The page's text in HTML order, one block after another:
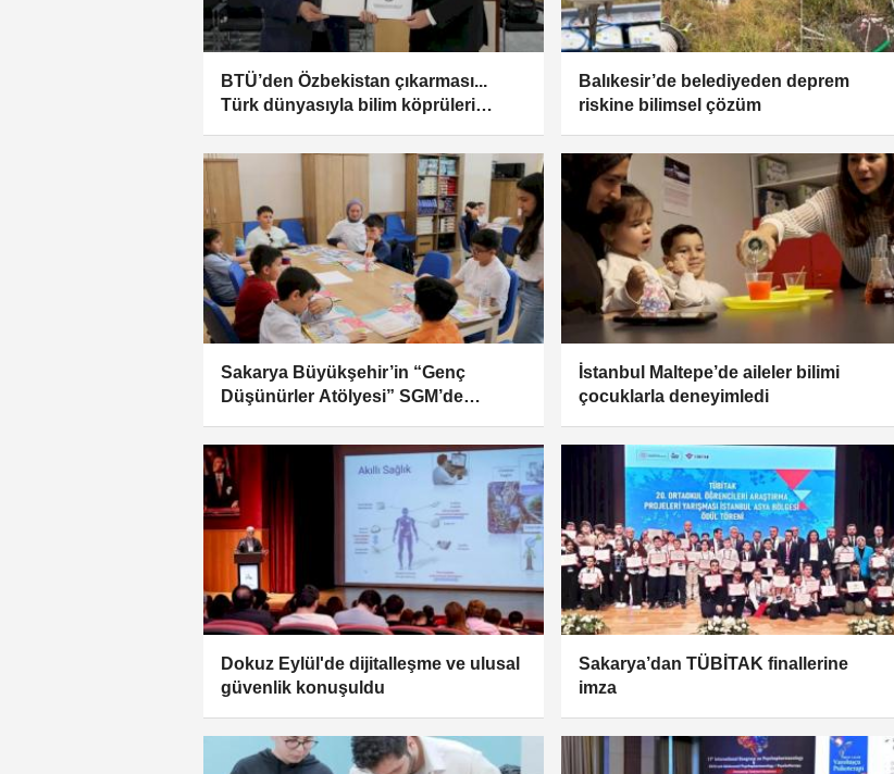
BTÜ’den Özbekistan çıkarması...
Türk dünyasıyla bilim köprüleri
Balıkesir’de belediyeden deprem
riskine bilimsel çözüm
Sakarya Büyükşehir’in “Genç
Düşünürler Atölyesi” SGM’de
İstanbul Maltepe’de aileler bilimi
çocuklarla deneyimledi
Dokuz Eylül'de dijitalleşme ve ulusal
güvenlik konuşuldu
Sakarya’dan TÜBİTAK finallerine
imza